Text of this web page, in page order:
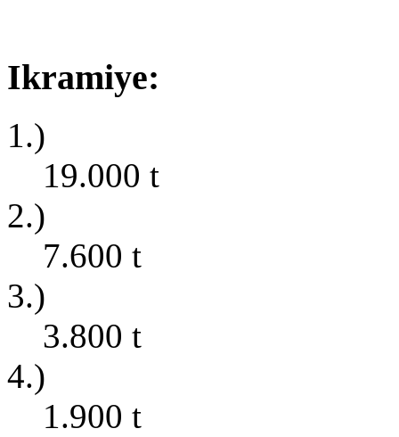
Ikramiye:
1.)
19.000 t
2.)
7.600 t
3.)
3.800 t
4.)
1.900 t